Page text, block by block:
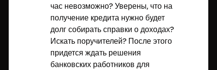
час невозможно? Уверены, что на
получение кредита нужно будет
долг собирать справки о доходах?
Искать поручителей? После этого
придется ждать решения
банковских работников для